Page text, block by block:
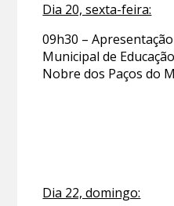
Dia 20, sexta-feira:
09h30 –
Municipal de
Nobre dos Paços do
Dia 22, domingo: